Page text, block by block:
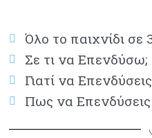
Όλο το παιχνίδι σε
Σε τι να Επενδύσω;
Γιατί να
Πως να Επενδύσεις